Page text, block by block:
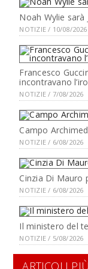
Noah Wylie sarà
NOTIZIE / 10/08/2026
Francesco
incontravano
NOTIZIE / 7/08/2026
Campo
NOTIZIE / 6/08/2026
Cinzia Di Mauro
NOTIZIE / 6/08/2026
Il ministero del
NOTIZIE / 5/08/2026
ARTICOLI